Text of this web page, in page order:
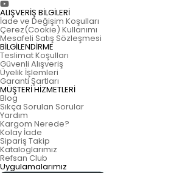
ALIŞVERİŞ BİLGİLERİ
İade ve Değişim Koşulları
Çerez(Cookie) Kullanımı
Mesafeli Satış Sözleşmesi
BİLGİLENDİRME
Teslimat Koşulları
Güvenli Alışveriş
Üyelik İşlemleri
Garanti Şartları
MÜŞTERİ HİZMETLERİ
Blog
Sıkça Sorulan Sorular
Yardım
Kargom Nerede?
Kolay İade
Sipariş Takip
Kataloglarımız
Refsan Club
Uygulamalarımız